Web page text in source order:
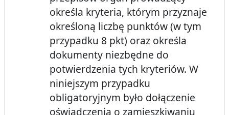
określa kryteria, którym przyznaje
określoną liczbę punktów (w tym
przypadku 8 pkt) oraz określa
dokumenty niezbędne do
potwierdzenia tych kryteriów. W
niniejszym przypadku
obligatoryjnym było dołączenie
oświadczenia o zamieszkiwaniu